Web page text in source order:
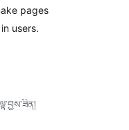
pages
users.